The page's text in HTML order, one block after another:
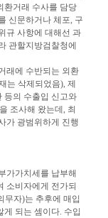
환거래 수사를 담당
신문하거나 체포, 구
규 사항에 대해선 과
관할지방검찰청에
래에 수반되는 외환
는 삭제되었음), 제
등의 수출입 신고와
조사해 왔는데, 최
가 광범위하게 진행
가가치세를 납부해
소비자에게 전가되
무자)는 추후에 매입
되는 셈이다. 수입